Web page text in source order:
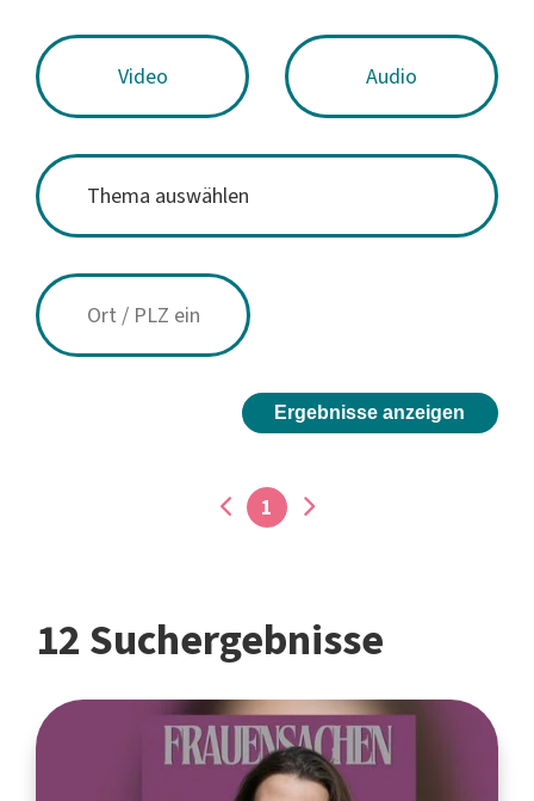
Video Audio
Ergebnisse anzeigen
1
12 Suchergebnisse